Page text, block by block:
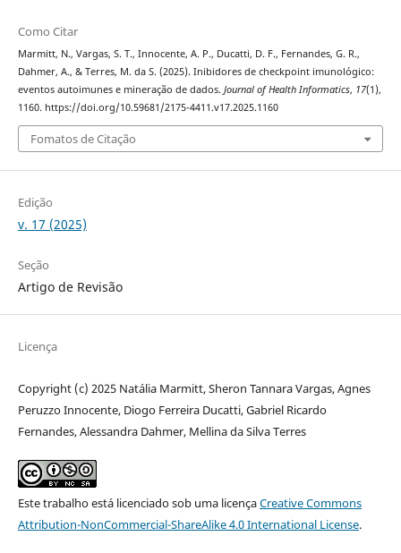
Como Citar
Marmitt, N., Vargas, S. T., Innocente, A. P., Ducatti, D. F., Fernandes, G. R.,
Dahmer, A., & Terres, M. da S. (2025). Inibidores de checkpoint imunológico:
eventos autoimunes e mineração de dados. Journal of Health Informatics, 17(1),
1160. https://doi.org/10.59681/2175-4411.v17.2025.1160
Fomatos de Citação
Edição
v. 17 (2025)
Seção
Artigo de Revisão
Licença
Copyright (c) 2025 Natália Marmitt, Sheron Tannara Vargas, Agnes
Peruzzo Innocente, Diogo Ferreira Ducatti, Gabriel Ricardo
Fernandes, Alessandra Dahmer, Mellina da Silva Terres
Este trabalho está licenciado sob uma licençaCreative Commons
Attribution-NonCommercial-ShareAlike 4.0 International License.